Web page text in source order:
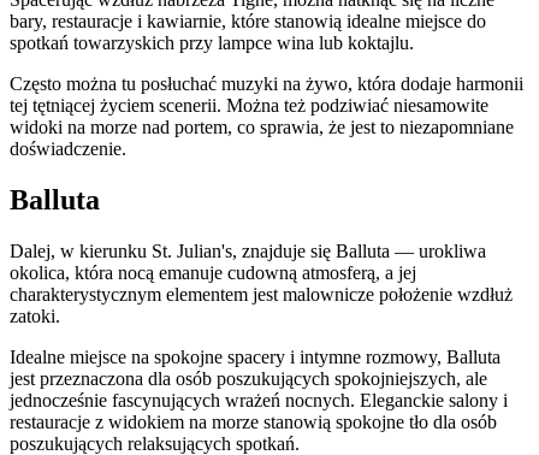
bary, restauracje i kawiarnie, które stanowią idealne miejsce do
spotkań towarzyskich przy lampce wina lub koktajlu.
Często można tu posłuchać muzyki na żywo, która dodaje harmonii
tej tętniącej życiem scenerii. Można też podziwiać niesamowite
widoki na morze nad portem, co sprawia, że jest to niezapomniane
doświadczenie.
Balluta
Dalej, w kierunku St. Julian's, znajduje się Balluta — urokliwa
okolica, która nocą emanuje cudowną atmosferą, a jej
charakterystycznym elementem jest malownicze położenie wzdłuż
zatoki.
Idealne miejsce na spokojne spacery i intymne rozmowy, Balluta
jest przeznaczona dla osób poszukujących spokojniejszych, ale
jednocześnie fascynujących wrażeń nocnych. Eleganckie salony i
restauracje z widokiem na morze stanowią spokojne tło dla osób
poszukujących relaksujących spotkań.